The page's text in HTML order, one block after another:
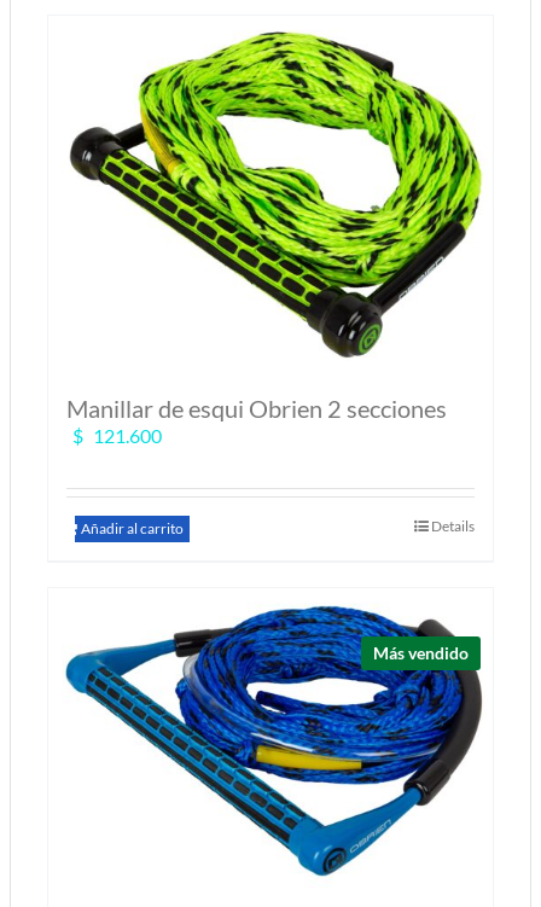
Manillar de esqui Obrien 2 secciones
$ 121.600
Añadir al carrito Details
Más vendido